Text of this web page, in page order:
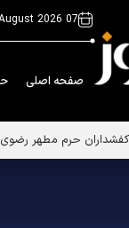
07 August 2026
صفحه اصلی